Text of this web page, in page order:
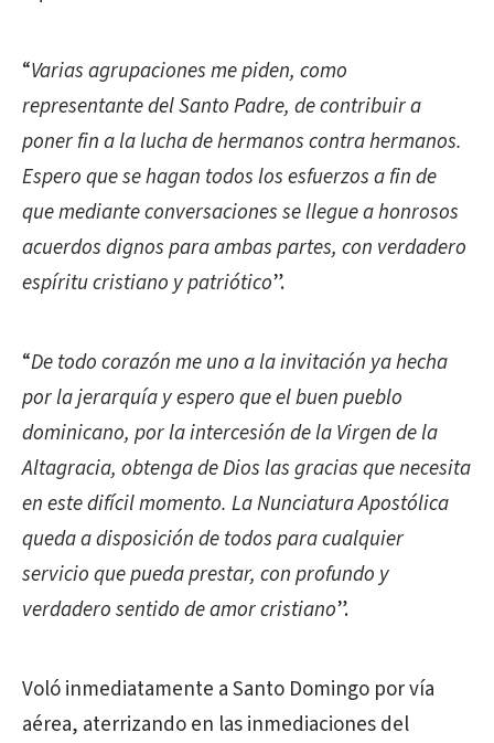
“Varias agrupaciones me piden, como
representante del Santo Padre, de contribuir a
poner fin a la lucha de hermanos contra hermanos.
Espero que se hagan todos los esfuerzos a fin de
que mediante conversaciones se llegue a honrosos
acuerdos dignos para ambas partes, con verdadero
espíritu cristiano y patriótico”.
“De todo corazón me uno a la invitación ya hecha
por la jerarquía y espero que el buen pueblo
dominicano, por la intercesión de la Virgen de la
Altagracia, obtenga de Dios las gracias que necesita
en este difícil momento. La Nunciatura Apostólica
queda a disposición de todos para cualquier
servicio que pueda prestar, con profundo y
verdadero sentido de amor cristiano”.
Voló inmediatamente a Santo Domingo por vía
aérea, aterrizando en las inmediaciones del